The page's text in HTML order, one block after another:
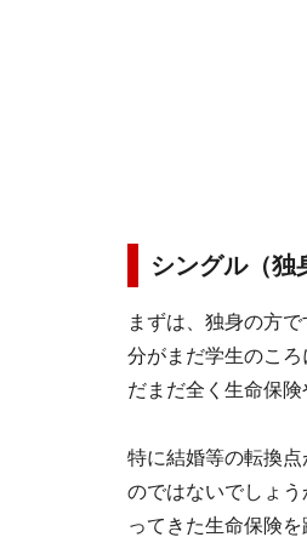
シングル（独
まずは、独身の方
分がまだ学生のこ
だまだ全く生命保
特に結婚等の転換
のではないでしょ
ってきた生命保険